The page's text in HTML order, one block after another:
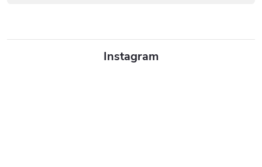
Instagram